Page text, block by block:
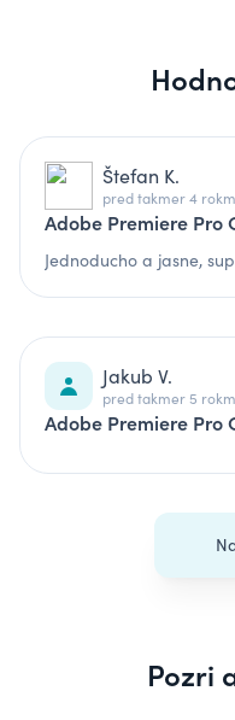
Štefan K.
pred takmer 4
Adobe Premiere Pro
Jednoducho a jasne,
Jakub V.
pred takmer 5
Adobe Premiere Pro
Pozri